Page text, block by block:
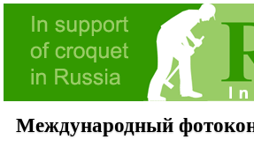
Международный